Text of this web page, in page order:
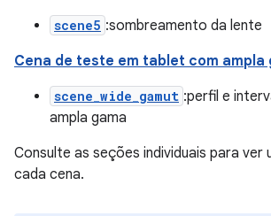
scene5 :sombreamento da lente
Cena de teste em tablet com ampla
scene_wide_gamut :perfil e
ampla gama
Consulte as seções individuais para ver
cada cena.